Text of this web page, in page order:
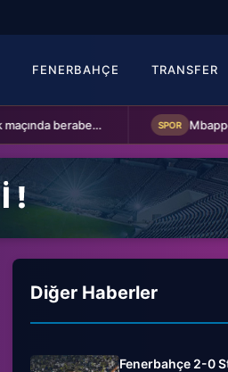
FENERBAHÇE TRANSFER
Kasımpaşa ile Hull City hazırlık maçında berabere kaldı Mbappe: Bahis
Diğer Haberler
Fenerbahçe 2-0